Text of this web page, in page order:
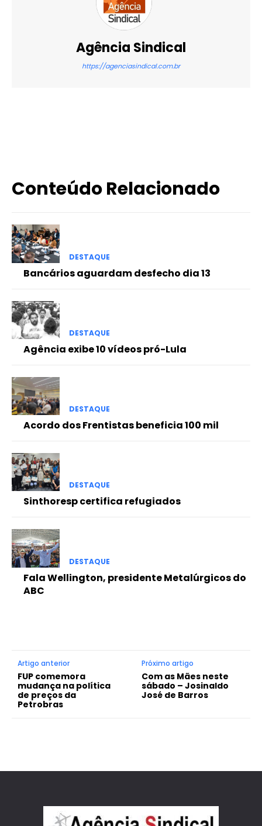
Agência Sindical
https://agenciasindical.com.br
Conteúdo Relacionado
DESTAQUE
Bancários aguardam desfecho dia 13
DESTAQUE
Agência exibe 10 vídeos pró-Lula
DESTAQUE
Acordo dos Frentistas beneficia 100 mil
DESTAQUE
Sinthoresp certifica refugiados
DESTAQUE
Fala Wellington, presidente Metalúrgicos do
ABC
Artigo anterior
FUP comemora
mudança na política
de preços da
Petrobras
Próximo artigo
Com as Mães neste
sábado – Josinaldo
José de Barros